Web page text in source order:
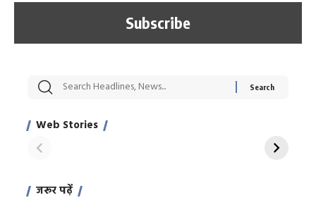
Web Stories
सट्टेबाजी में अरेस्ट हुए
साहिल खान
रोज एक कच्चे लहसुन
जरूर पढ़ें